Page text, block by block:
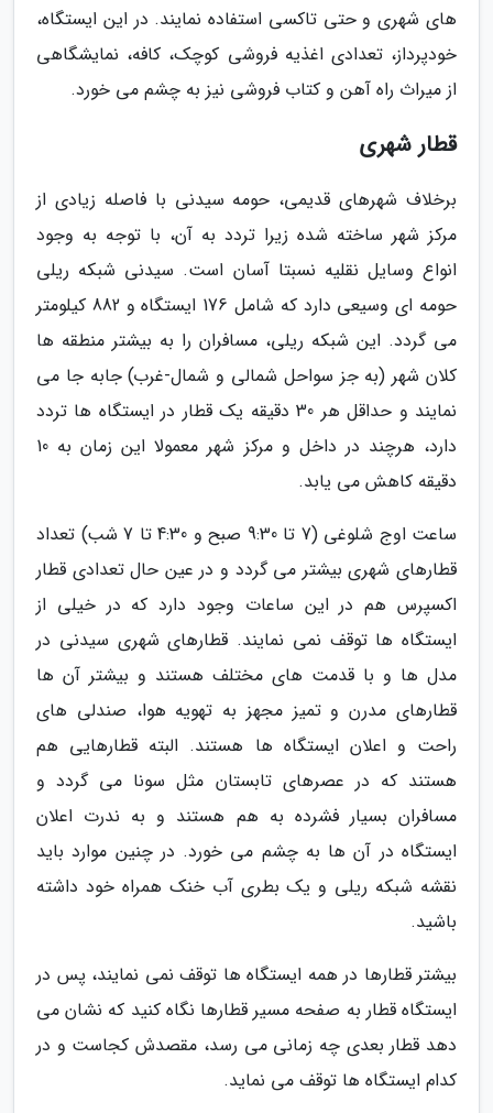
های شهری و حتی تاکسی استفاده نمایند. در این ایستگاه،
خودپرداز، تعدادی اغذیه فروشی کوچک، کافه، نمایشگاهی
از میراث راه آهن و کتاب فروشی نیز به چشم می خورد.
قطار شهری
برخلاف شهرهای قدیمی، حومه سیدنی با فاصله زیادی از
مرکز شهر ساخته شده زیرا تردد به آن، با توجه به وجود
انواع وسایل نقلیه نسبتا آسان است. سیدنی شبکه ریلی
حومه ای وسیعی دارد که شامل 176 ایستگاه و 882 کیلومتر
می گردد. این شبکه ریلی، مسافران را به بیشتر منطقه ها
کلان شهر (به جز سواحل شمالی و شمال-غرب) جابه جا می
نمایند و حداقل هر 30 دقیقه یک قطار در ایستگاه ها تردد
دارد، هرچند در داخل و مرکز شهر معمولا این زمان به 10
دقیقه کاهش می یابد.
ساعت اوج شلوغی (7 تا 9:30 صبح و 4:30 تا 7 شب) تعداد
قطارهای شهری بیشتر می گردد و در عین حال تعدادی قطار
اکسپرس هم در این ساعات وجود دارد که در خیلی از
ایستگاه ها توقف نمی نمایند. قطارهای شهری سیدنی در
مدل ها و با قدمت های مختلف هستند و بیشتر آن ها
قطارهای مدرن و تمیز مجهز به تهویه هوا، صندلی های
راحت و اعلان ایستگاه ها هستند. البته قطارهایی هم
هستند که در عصرهای تابستان مثل سونا می گردد و
مسافران بسیار فشرده به هم هستند و به ندرت اعلان
ایستگاه در آن ها به چشم می خورد. در چنین موارد باید
نقشه شبکه ریلی و یک بطری آب خنک همراه خود داشته
باشید.
بیشتر قطارها در همه ایستگاه ها توقف نمی نمایند، پس در
ایستگاه قطار به صفحه مسیر قطارها نگاه کنید که نشان می
دهد قطار بعدی چه زمانی می رسد، مقصدش کجاست و در
کدام ایستگاه ها توقف می نماید.